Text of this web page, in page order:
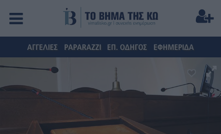
ΑΓΓΕΛΙΕΣ PAPARAZZI ΕΠ. ΟΔΗΓΟΣ ΕΦΗΜΕΡΙΔΑ